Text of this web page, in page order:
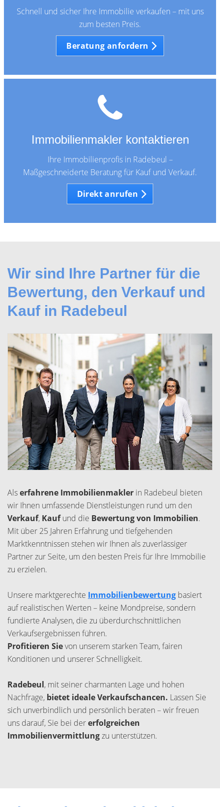
Schnell und sicher Ihre Immobilie verkaufen – mit uns
zum besten Preis.
Beratung anfordern
Immobilienmakler kontaktieren
Ihre Immobilienprofis in Radebeul –
Maßgeschneiderte Beratung für Kauf und Verkauf.
Direkt anrufen
Wir sind Ihre Partner für die
Bewertung, den Verkauf und
Kauf in Radebeul
Alserfahrene Immobilienmakler in Radebeul bieten
wir Ihnen umfassende Dienstleistungen rund um den
Verkauf, Kaufund die Bewertungvon Immobilien.
Mit über 25 Jahren Erfahrung und tiefgehenden
Marktkenntnissen stehen wir Ihnen als zuverlässiger
Partner zur Seite, um den besten Preis für Ihre Immobilie
zu erzielen.
Unsere marktgerechte Immobilienbewertung basiert
auf realistischen Werten – keine Mondpreise, sondern
fundierte Analysen, die zu überdurchschnittlichen
Verkaufsergebnissen führen.
Profitieren Sievon unserem starken Team, fairen
Konditionen und unserer Schnelligkeit.
Radebeul, mit seiner charmanten Lage und hohen
Nachfrage, bietet ideale Verkaufschancen. Lassen Sie
sich unverbindlich und persönlich beraten – wir freuen
uns darauf, Sie bei dererfolgreichen
Immobilienvermittlungzu unterstützen.